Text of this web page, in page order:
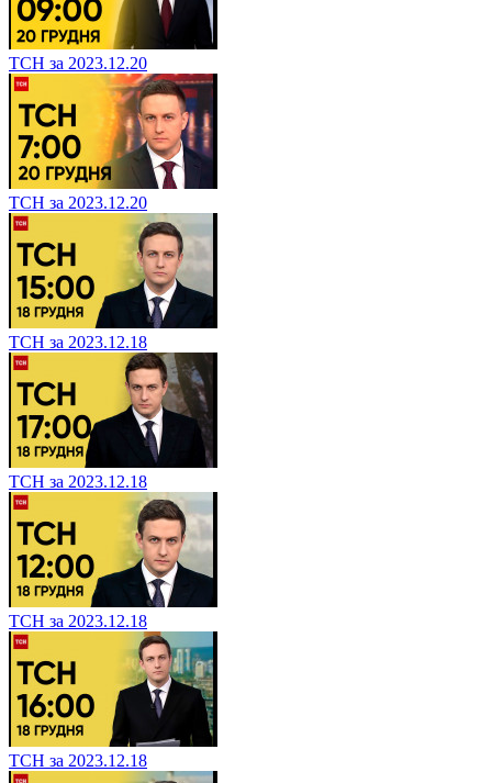
ТСН за 2023.12.20
ТСН за 2023.12.20
ТСН за 2023.12.18
ТСН за 2023.12.18
ТСН за 2023.12.18
ТСН за 2023.12.18